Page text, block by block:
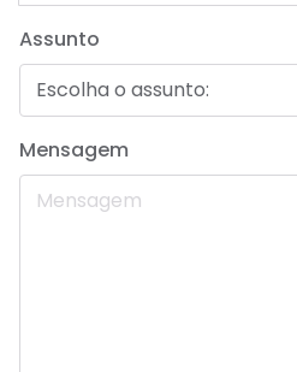
Assunto
Mensagem